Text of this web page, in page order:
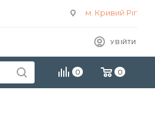
м. Кривий Ріг
УВІЙТИ
0 0